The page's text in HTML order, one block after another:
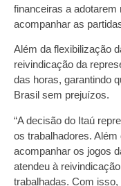
financeiras a
acompanhar as
Além da flexibilização
reivindicação da
das horas, garantindo
Brasil sem prejuízos.
“A decisão do Itaú
os trabalhadores.
acompanhar os jogos
atendeu à
trabalhadas. Com